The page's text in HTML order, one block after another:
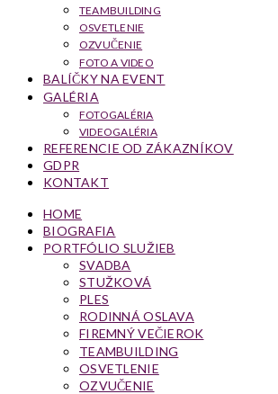
TEAMBUILDING
OSVETLENIE
OZVUČENIE
FOTO A VIDEO
BALÍČKY NA EVENT
GALÉRIA
FOTOGALÉRIA
VIDEOGALÉRIA
REFERENCIE OD ZÁKAZNÍKOV
GDPR
KONTAKT
HOME
BIOGRAFIA
PORTFÓLIO SLUŽIEB
SVADBA
STUŽKOVÁ
PLES
RODINNÁ OSLAVA
FIREMNÝ VEČIEROK
TEAMBUILDING
OSVETLENIE
OZVUČENIE